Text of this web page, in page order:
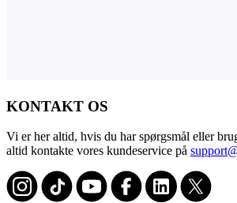
KONTAKT OS
Vi er her altid, hvis du har spørgsmål eller
altid kontakte vores kundeservice på